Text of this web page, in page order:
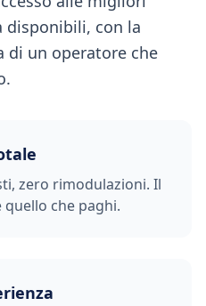
con la
di un operatore che
zero rimodulazioni. Il
quello che paghi.